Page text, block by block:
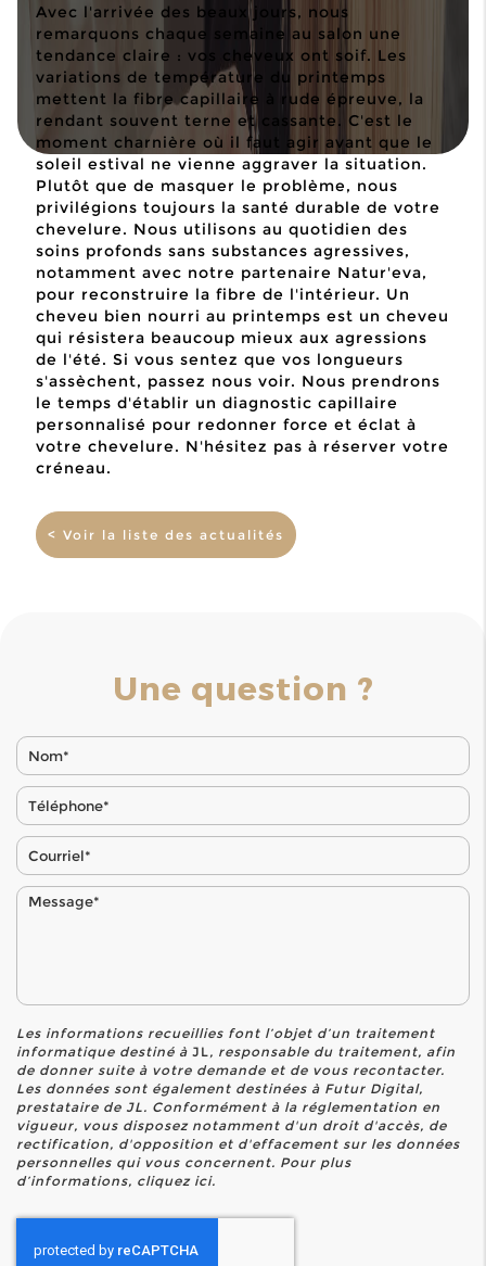
Avec l'arrivée des beaux jours, nous
remarquons chaque semaine au salon une
tendance claire : vos cheveux ont soif. Les
variations de température du printemps
mettent la fibre capillaire à rude épreuve, la
rendant souvent terne et cassante. C'est le
moment charnière où il faut agir avant que le
soleil estival ne vienne aggraver la situation.
Plutôt que de masquer le problème, nous
privilégions toujours la santé durable de votre
chevelure. Nous utilisons au quotidien des
soins profonds sans substances agressives,
notamment avec notre partenaire Natur'eva,
pour reconstruire la fibre de l'intérieur. Un
cheveu bien nourri au printemps est un cheveu
qui résistera beaucoup mieux aux agressions
de l'été. Si vous sentez que vos longueurs
s'assèchent, passez nous voir. Nous prendrons
le temps d'établir un diagnostic capillaire
personnalisé pour redonner force et éclat à
votre chevelure. N'hésitez pas à réserver votre
créneau.
< Voir la liste des actualités
Une question ?
Les informations recueillies font l’objet d’un traitement
informatique destiné à JL, responsable du traitement, afin
de donner suite à votre demande et de vous recontacter.
Les données sont également destinées à Futur Digital,
prestataire de JL. Conformément à la réglementation en
vigueur, vous disposez notamment d'un droit d'accès, de
rectification, d'opposition et d'effacement sur les données
personnelles qui vous concernent. Pour plus
d’informations, cliquez ici.